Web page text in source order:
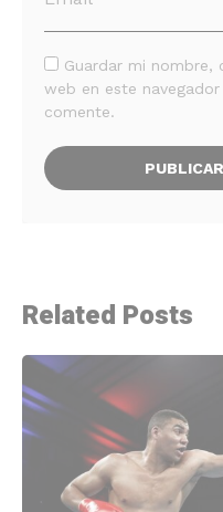
Guardar mi
web en este
comente.
Related Posts